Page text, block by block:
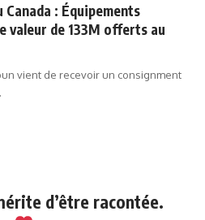
: Équipements
valeur de 133M offerts au
vient de recevoir un consignment
d’être racontée.